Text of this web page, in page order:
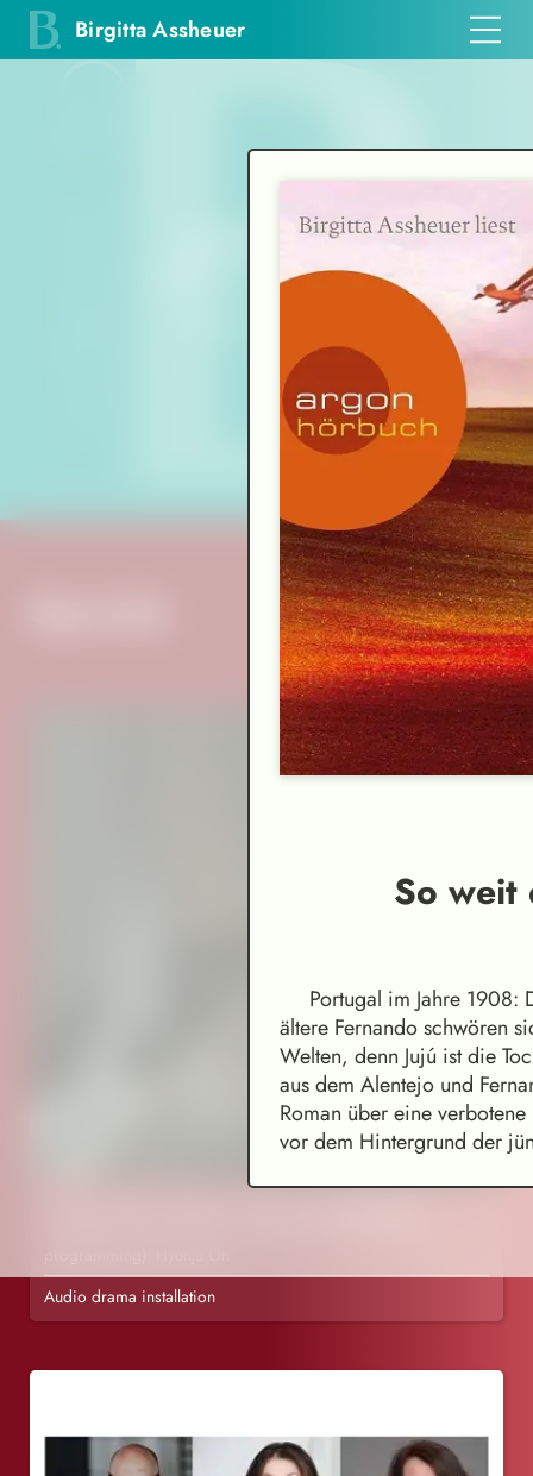
So weit
Portugal im Jahre 1908:
ältere Fernando schwören
Welten, denn Jujú ist die
aus dem Alentejo und
Roman über eine
vor dem Hintergrund der
Birgitta Assheuer
Einfühlsam und mit
vibrierender Intensität
Frankfurter Allgemeine Zeitung
Audio drama installation